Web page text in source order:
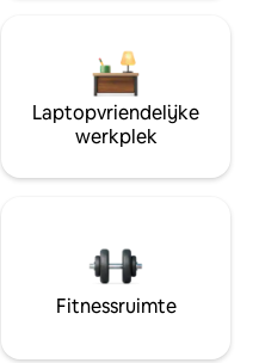
Laptopvriendelijke
werkplek
Fitnessruimte